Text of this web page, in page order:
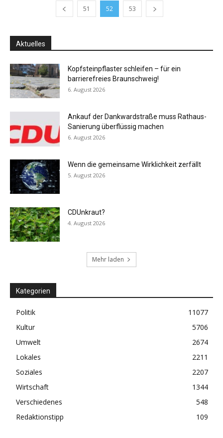
51 52 53
Aktuelles
Kopfsteinpflaster schleifen – für ein
barrierefreies Braunschweig!
6. August 2026
Ankauf der Dankwardstraße muss Rathaus-
Sanierung überflüssig machen
6. August 2026
Wenn die gemeinsame Wirklichkeit zerfällt
5. August 2026
CDUnkraut?
4. August 2026
Mehr laden
Kategorien
Politik
11077
Kultur
5706
Umwelt
2674
Lokales
2211
Soziales
2207
Wirtschaft
1344
Verschiedenes
548
Redaktionstipp
109